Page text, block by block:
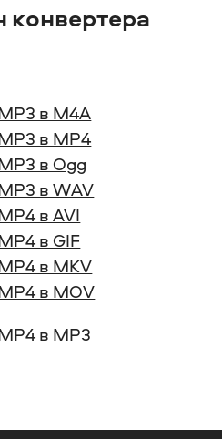
в M4A
в MP4
в Ogg
в WAV
в AVI
в GIF
в MKV
в MOV
в MP3